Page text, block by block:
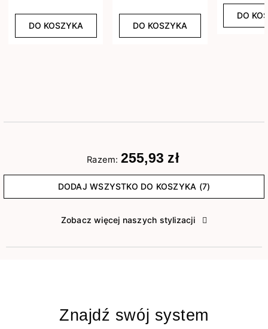
DO KOSZYKA DO KOSZYKA
DO
Razem: 255,93 zł
DODAJ WSZYSTKO DO KOSZYKA (7)
Zobacz więcej naszych stylizacji
Znajdź swój system